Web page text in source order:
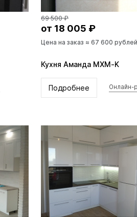
69 500 ₽
от 18 005 ₽
Цена на заказ ≈ 67 600 рублей
Кухня Аманда MXM-K
Подробнее Онлайн-